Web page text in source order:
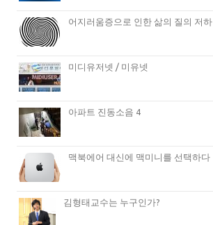
어지러움증으로 인한 삶의 질의 저하
미디유저넷 / 미유넷
아파트 진동소음 4
맥북에어 대신에 맥미니를 선택하다
김형태교수는 누구인가?